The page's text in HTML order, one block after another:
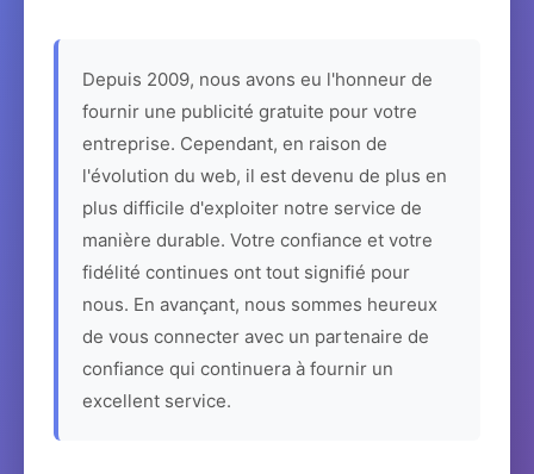
Depuis 2009, nous avons eu l'honneur de
fournir une publicité gratuite pour votre
entreprise. Cependant, en raison de
l'évolution du web, il est devenu de plus en
plus difficile d'exploiter notre service de
manière durable. Votre confiance et votre
fidélité continues ont tout signifié pour
nous. En avançant, nous sommes heureux
de vous connecter avec un partenaire de
confiance qui continuera à fournir un
excellent service.